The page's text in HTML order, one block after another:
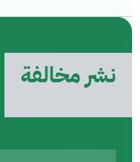
نشر مخالفة